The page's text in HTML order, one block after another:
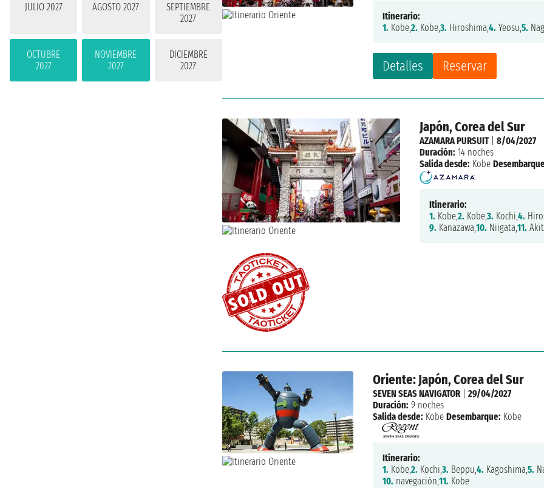
JULIO 2027 AGOSTO 2027
SEPTIEMBRE
2027
OCTUBRE
2027
NOVIEMBRE
2027
DICIEMBRE
2027
Detalles Reservar
Itinerario:
1. Kobe,2. Kobe,3. Hiroshima,4. Yeosu,5.
Japón, Corea del Sur
AZAMARA PURSUIT| 8/04/2027
Duración: 14 noches
Salida desde: Kobe
Itinerario:
1. Kobe,2. Kobe,3. Kochi,4.
9. Kanazawa,10. Niigata,11.
Oriente: Japón, Corea del Sur
SEVEN SEAS NAVIGATOR|29/04/2027
Duración: 9 noches
Salida desde: Kobe Desembarque: Kobe
Itinerario:
1. Kobe,2. Kochi,3. Beppu,4. Kagoshima,5.
10. navegación,11. Kobe